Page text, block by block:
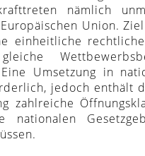
nämlich
Union.
einheitliche
Umsetzung in
jedoch enthält
zahlreiche
nationalen